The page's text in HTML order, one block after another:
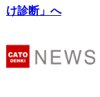
け診断」へ